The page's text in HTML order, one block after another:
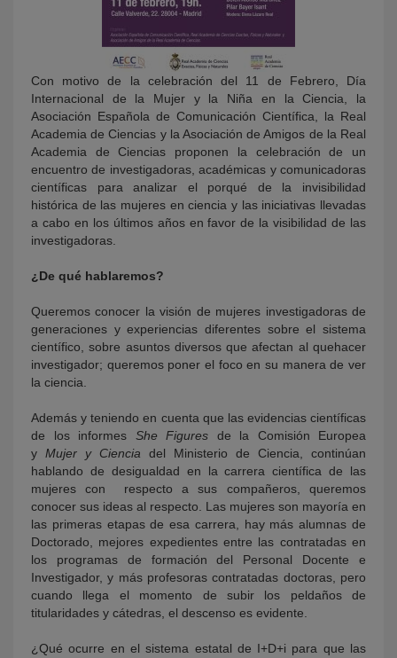
Con motivo de la celebración del 11 de Febrero, Día
Internacional de la Mujer y la Niña en la Ciencia, la
Asociación Española de Comunicación Científica, la Real
Academia de Ciencias y la Asociación de Amigos de la Real
Academia de Ciencias proponen la celebración de un
encuentro de investigadoras, académicas y comunicadoras
científicas para analizar el porqué de la invisibilidad
histórica de las mujeres en ciencia y las iniciativas llevadas
a cabo en los últimos años en favor de la visibilidad de las
investigadoras.
¿De qué hablaremos?
Queremos conocer la visión de mujeres investigadoras de
generaciones y experiencias diferentes sobre el sistema
científico, sobre asuntos diversos que afectan al quehacer
investigador; queremos poner el foco en su manera de ver
la ciencia.
Además y teniendo en cuenta que las evidencias científicas
de los informes She Figures de la Comisión Europea
y Mujer y Ciencia del Ministerio de Ciencia, continúan
hablando de desigualdad en la carrera científica de las
mujeres con respecto a sus compañeros, queremos
conocer sus ideas al respecto. Las mujeres son mayoría en
las primeras etapas de esa carrera, hay más alumnas de
Doctorado, mejores expedientes entre las contratadas en
los programas de formación del Personal Docente e
Investigador, y más profesoras contratadas doctoras, pero
cuando llega el momento de subir los peldaños de
titularidades y cátedras, el descenso es evidente.
¿Qué ocurre en el sistema estatal de I+D+i para que las